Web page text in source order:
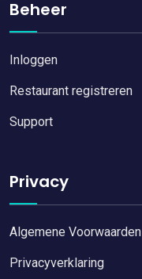
Beheer
Inloggen
Restaurant registreren
Support
Privacy
Algemene Voorwaarden
Privacyverklaring